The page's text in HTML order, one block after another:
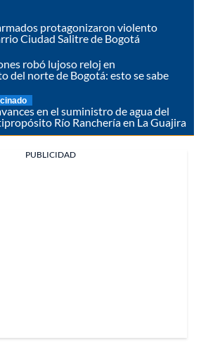
protagonizaron violento
Ciudad Salitre de Bogotá
robó lujoso reloj en
del norte de Bogotá: esto se sabe
en el suministro de agua del
Río Ranchería en La Guajira
PUBLICIDAD